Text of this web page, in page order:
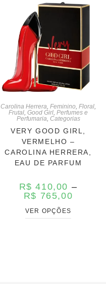
Carolina Herrera, Feminino, Floral,
Frutal, Good Girl, Perfumes e
Perfumaria, Categorias
VERY GOOD GIRL,
VERMELHO –
CAROLINA HERRERA,
EAU DE PARFUM
R$ 410,00 –
R$ 765,00
VER OPÇÕES